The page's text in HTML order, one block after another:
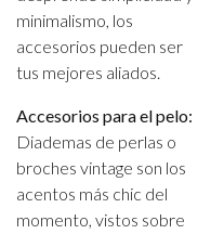
minimalismo, los
accesorios pueden ser
tus mejores aliados.
Accesorios para el pelo:
Diademas de perlas o
broches vintage son los
acentos más chic del
momento, vistos sobre